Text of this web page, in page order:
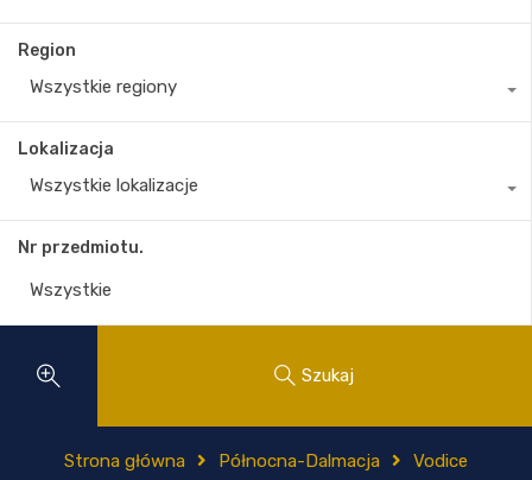
Region
Wszystkie regiony
Lokalizacja
Wszystkie lokalizacje
Nr przedmiotu.
Szukaj
Strona główna Północna-Dalmacja Vodice